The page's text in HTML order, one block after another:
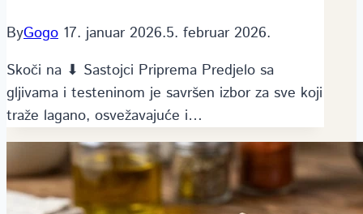
ByGogo 17. januar 2026.5. februar 2026.
Skoči na ⬇ Sastojci Priprema Predjelo sa
gljivama i testeninom je savršen izbor za sve koji
traže lagano, osvežavajuće i…